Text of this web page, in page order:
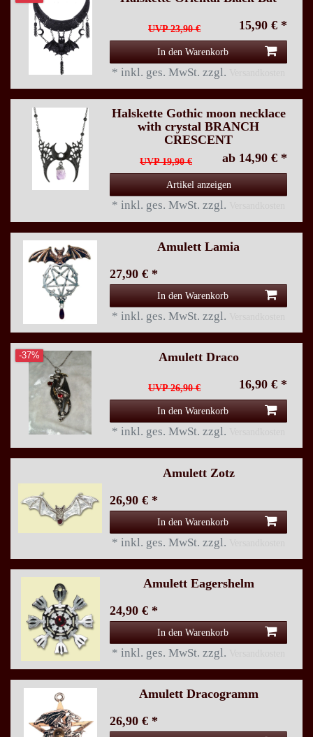
UVP 23,90 € 15,90 € *
In den Warenkorb
* inkl. ges. MwSt. zzgl.
Halskette Gothic moon necklace
with crystal BRANCH
CRESCENT
UVP 19,90 € ab 14,90 € *
Artikel anzeigen
* inkl. ges. MwSt. zzgl.
Amulett Lamia
27,90 € *
In den Warenkorb
* inkl. ges. MwSt. zzgl.
-37% Amulett Draco
UVP 26,90 € 16,90 € *
In den Warenkorb
* inkl. ges. MwSt. zzgl.
Amulett Zotz
26,90 € *
In den Warenkorb
* inkl. ges. MwSt. zzgl.
Amulett Eagershelm
24,90 € *
In den Warenkorb
* inkl. ges. MwSt. zzgl.
Amulett Dracogramm
26,90 € *